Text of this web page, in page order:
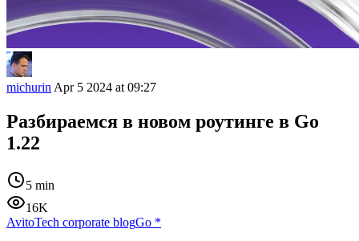
michurin Apr 5 2024 at 09:27
Разбираемся в новом роутинге в Go
1.22
5 min
16K
AvitoTech corporate blogGo *